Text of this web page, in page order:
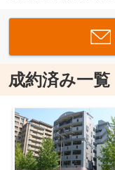
成約済み一覧